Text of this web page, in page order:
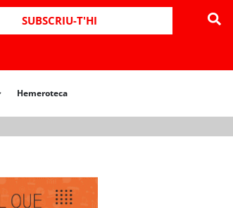
SUBSCRIU-T'HI
Hemeroteca
Hemeroteca